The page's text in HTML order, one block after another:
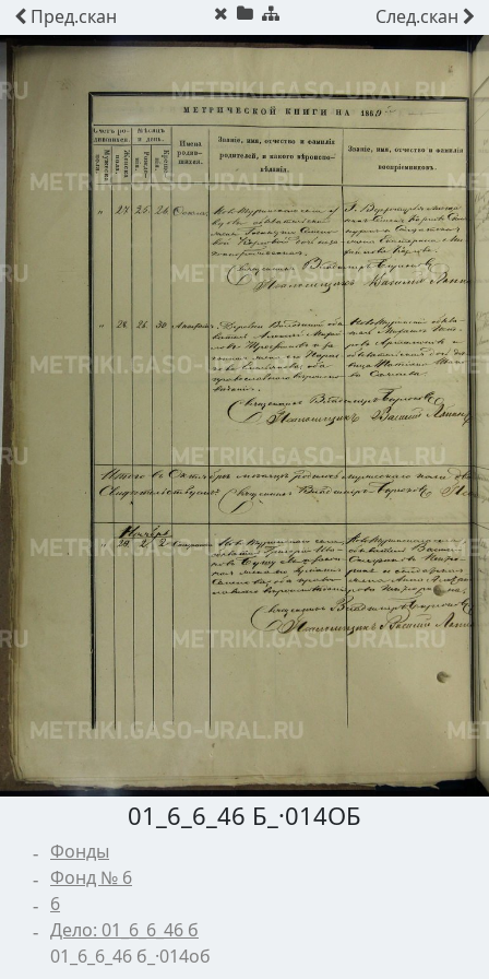
Пред.скан След.скан
01_6_6_46 Б_·014ОБ
Фонды
Фонд № 6
6
Дело: 01_6_6_46 б
01_6_6_46 б_·014об